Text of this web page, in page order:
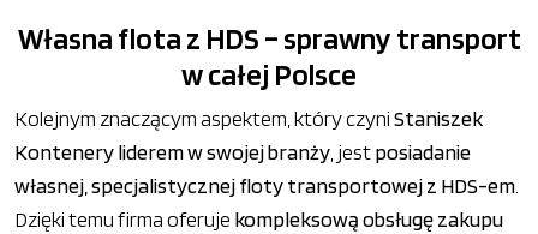
Własna flota z HDS – sprawny transport
w całej Polsce
Kolejnym znaczącym aspektem, który czyniStaniszek
Kontenery liderem w swojej branży, jestposiadanie
własnej, specjalistycznej floty transportowej z HDS-em.
Dzięki temu firma oferuje kompleksową obsługę zakupu